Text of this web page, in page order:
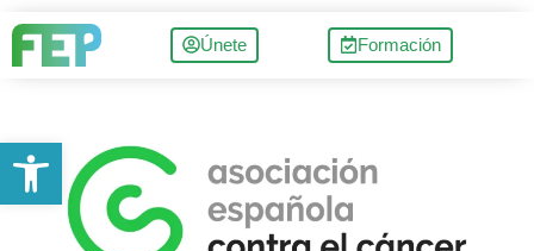
Únete Formación
Abrir barra de herramientas